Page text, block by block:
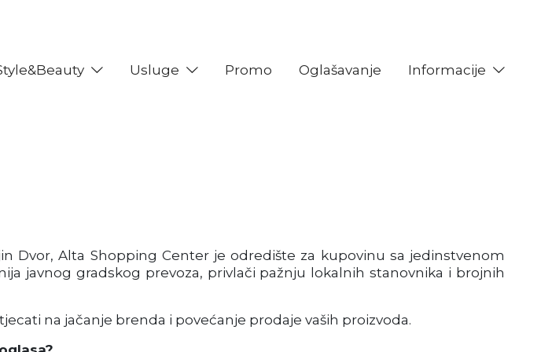
Usluge Promo Oglašavanje Informacije
Dvor, Alta Shopping Center je odredište za kupovinu sa jedinstvenom
javnog gradskog prevoza, privlači pažnju lokalnih stanovnika i brojnih
na jačanje brenda i povećanje prodaje vaših proizvoda.